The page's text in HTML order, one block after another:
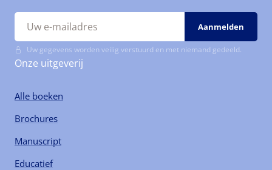
Uw gegevens worden veilig verstuurd en met niemand gedeeld.
Onze uitgeverij
Alle boeken
Brochures
Manuscript
Educatief